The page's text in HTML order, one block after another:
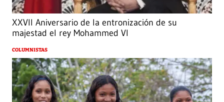
XXVII Aniversario de la entronización de su
majestad el rey Mohammed VI
COLUMNISTAS